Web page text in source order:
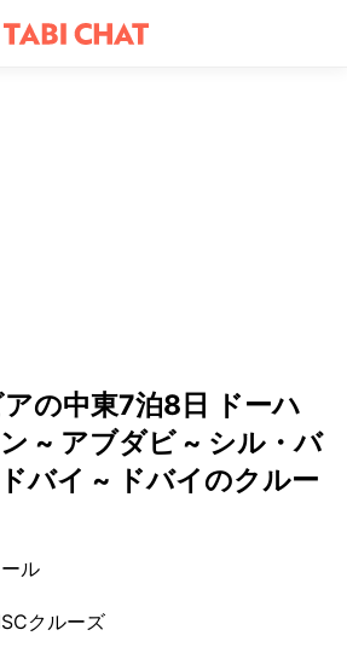
の中東7泊8日 ドーハ
~ アブダビ ~ シル・バ
バイ ~ ドバイのクルー
ル
クルーズ